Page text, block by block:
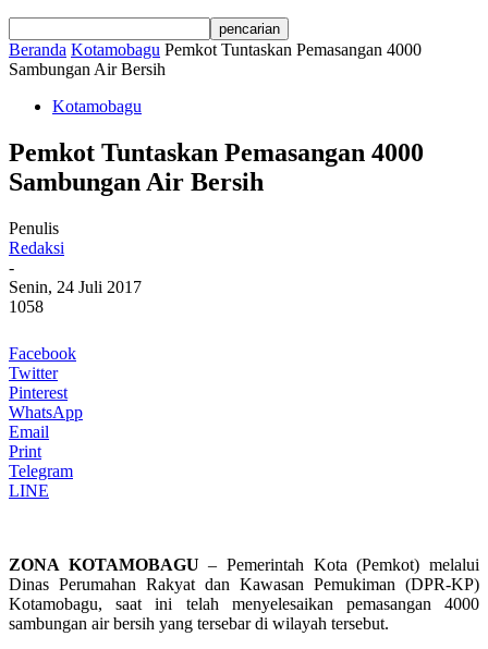
Beranda Kotamobagu Pemkot Tuntaskan Pemasangan 4000
Sambungan Air Bersih
Kotamobagu
Pemkot Tuntaskan Pemasangan 4000
Sambungan Air Bersih
Penulis
Redaksi
-
Senin, 24 Juli 2017
1058
Facebook
Twitter
Pinterest
WhatsApp
Email
Print
Telegram
LINE
ZONA KOTAMOBAGU – Pemerintah Kota (Pemkot) melalui
Dinas Perumahan Rakyat dan Kawasan Pemukiman (DPR-KP)
Kotamobagu, saat ini telah menyelesaikan pemasangan 4000
sambungan air bersih yang tersebar di wilayah tersebut.